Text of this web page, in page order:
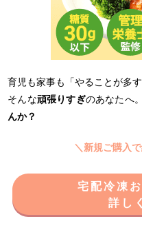
育児も家事も「やることが多す
そんな頑張りすぎのあなたへ。
んか？
＼新規ご購入
宅配冷凍
詳し